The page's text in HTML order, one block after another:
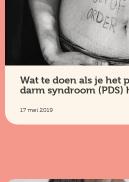
Wat te doen als je het
darm syndroom (PDS)
17 mei 2019